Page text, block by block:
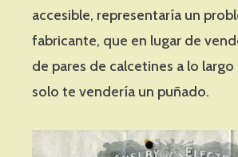
accesible, representaría un
fabricante, que en lugar de
de pares de calcetines a lo
solo te vendería un puñado.